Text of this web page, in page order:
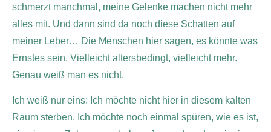
schmerzt manchmal, meine Gelenke machen nicht mehr
alles mit. Und dann sind da noch diese Schatten auf
meiner Leber… Die Menschen hier sagen, es könnte was
Ernstes sein. Vielleicht altersbedingt, vielleicht mehr.
Genau weiß man es nicht.
Ich weiß nur eins: Ich möchte nicht hier in diesem kalten
Raum sterben. Ich möchte noch einmal spüren, wie es ist,